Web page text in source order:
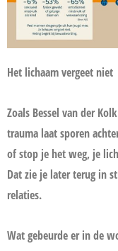
Het lichaam vergeet niet
Zoals Bessel van der
trauma laat sporen
of stop je het weg, je
Dat zie je later terug in
relaties.
Wat gebeurde er in de